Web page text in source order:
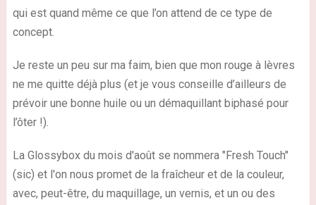
qui est quand même ce que l’on attend de ce type de
concept.
Je reste un peu sur ma faim, bien que mon rouge à lèvres
ne me quitte déjà plus (et je vous conseille d’ailleurs de
prévoir une bonne huile ou un démaquillant biphasé pour
l’ôter !).
La Glossybox du mois d'août se nommera "Fresh Touch"
(sic) et l'on nous promet de la fraîcheur et de la couleur,
avec, peut-être, du maquillage, un vernis, et un ou des